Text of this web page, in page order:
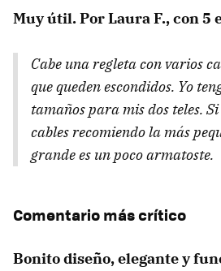
Muy útil. Por Laura F., con 5
Cabe una regleta con varios
que queden escondidos. Yo
tamaños para mis dos teles.
cables recomiendo la más
grande es un poco armatoste.
Comentario más crítico
Bonito diseño, elegante y